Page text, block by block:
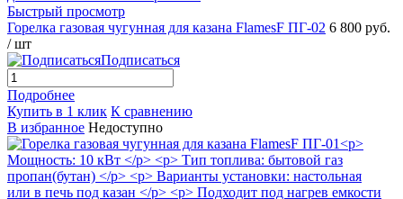
Быстрый просмотр
Горелка газовая чугунная для казана FlamesF ПГ-02 6 800 руб.
/ шт
Подписаться
Подробнее
Купить в 1 клик К сравнению
В избранное Недоступно